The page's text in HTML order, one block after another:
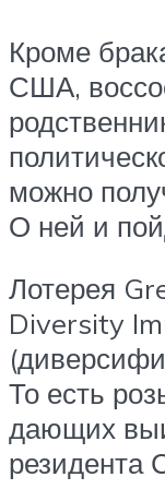
Кроме
США,
можно
О ней и
Лотерея
Diversity
То есть
дающих
резидента